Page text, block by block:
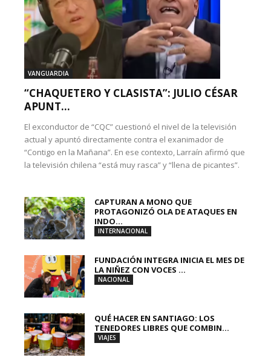
VANGUARDIA
“CHAQUETERO Y CLASISTA”: JULIO CÉSAR
APUNT...
El exconductor de “CQC” cuestionó el nivel de la televisión
actual y apuntó directamente contra el exanimador de
“Contigo en la Mañana”. En ese contexto, Larraín afirmó que
la televisión chilena “está muy rasca” y “llena de picantes”.
CAPTURAN A MONO QUE
PROTAGONIZÓ OLA DE ATAQUES EN
INDO...
INTERNACIONAL
FUNDACIÓN INTEGRA INICIA EL MES DE
LA NIÑEZ CON VOCES ...
NACIONAL
QUÉ HACER EN SANTIAGO: LOS
TENEDORES LIBRES QUE COMBIN...
VIAJES